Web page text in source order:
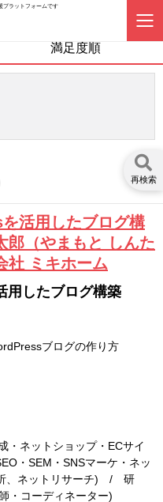
プラットフォームです
満足度順
再検索
を活用したブログ構
郎（やまもと しんた
社 ミキホーム
用したブログ構築
ブログの作り方
・ネットショップ・ECサイ
・SEM・SNSマーケ・ネッ
、ネットリサーチ) / 研
・コーディネーター)